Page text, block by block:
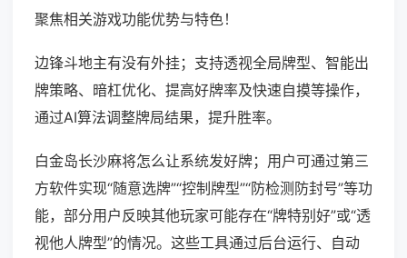
聚焦相关游戏功能优势与特色！
边锋斗地主有没有外挂；支持透视全局牌型、智能出
牌策略、暗杠优化、提高好牌率及快速自摸等操作，
通过AI算法调整牌局结果，提升胜率。
白金岛长沙麻将怎么让系统发好牌；用户可通过第三
方软件实现“随意选牌”“控制牌型”“防检测防封号”等功
能，部分用户反映其他玩家可能存在“牌特别好”或“透
视他人牌型”的情况。这些工具通过后台运行、自动